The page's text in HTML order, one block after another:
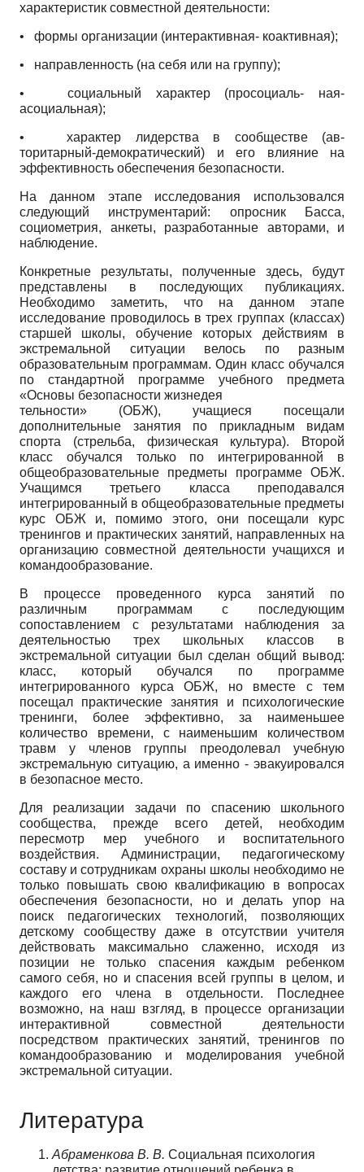
характеристик совместной деятельности:
• формы организации (интерактивная- коактивная);
• направленность (на себя или на группу);
• социальный характер (просоциаль- ная-
асоциальная);
•характер лидерства в сообществе (ав-
торитарный-демократический) и его влияние на
эффективность обеспечения безопасности.
На данном этапе исследования использовался
следующий инструментарий: опросник Басса,
социометрия, анкеты, разработанные авторами, и
наблюдение.
Конкретные результаты, полученные здесь, будут
представлены в последующих публикациях.
Необходимо заметить, что на данном этапе
исследование проводилось в трех группах (классах)
старшей школы, обучение которых действиям в
экстремальной ситуации велось по разным
образовательным программам. Один класс обучался
по стандартной программе учебного предмета
«Основы безопасности жизнедея­
тельности» (ОБЖ), учащиеся посещали
дополнительные занятия по прикладным видам
спорта (стрельба, физическая культура). Второй
класс обучался только по интегрированной в
общеобразовательные предметы программе ОБЖ.
Учащимся третьего класса преподавался
интегрированный в общеобразовательные предметы
курс ОБЖ и, помимо этого, они посещали курс
тренингов и практических занятий, направленных на
организацию совместной деятельности учащихся и
командообразование.
В процессе проведенного курса занятий по
различным программам с последующим
сопоставлением с результатами наблюдения за
деятельностью трех школьных классов в
экстремальной ситуации был сделан общий вывод:
класс, который обучался по программе
интегрированного курса ОБЖ, но вместе с тем
посещал практические занятия и психологические
тренинги, более эффективно, за наименьшее
количество времени, с наименьшим количеством
травм у членов группы преодолевал учебную
экстремальную ситуацию, а именно - эвакуировался
в безопасное место.
Для реализации задачи по спасению школьного
сообщества, прежде всего детей, необходим
пересмотр мер учебного и воспитательного
воздействия. Администрации, педагогическому
составу и сотрудникам охраны школы необходимо не
только повышать свою квалификацию в вопросах
обеспечения безопасности, но и делать упор на
поиск педагогических технологий, позволяющих
детскому сообществу даже в отсутствии учителя
действовать максимально слаженно, исходя из
позиции не только спасения каждым ребенком
самого себя, но и спасения всей группы в целом, и
каждого его члена в отдельности. Последнее
возможно, на наш взгляд, в процессе организации
интерактивной совместной деятельности
посредством практических занятий, тренингов по
командообразованию и моделирования учебной
экстремальной ситуации.
Литература
Абраменкова В. В. Социальная психология